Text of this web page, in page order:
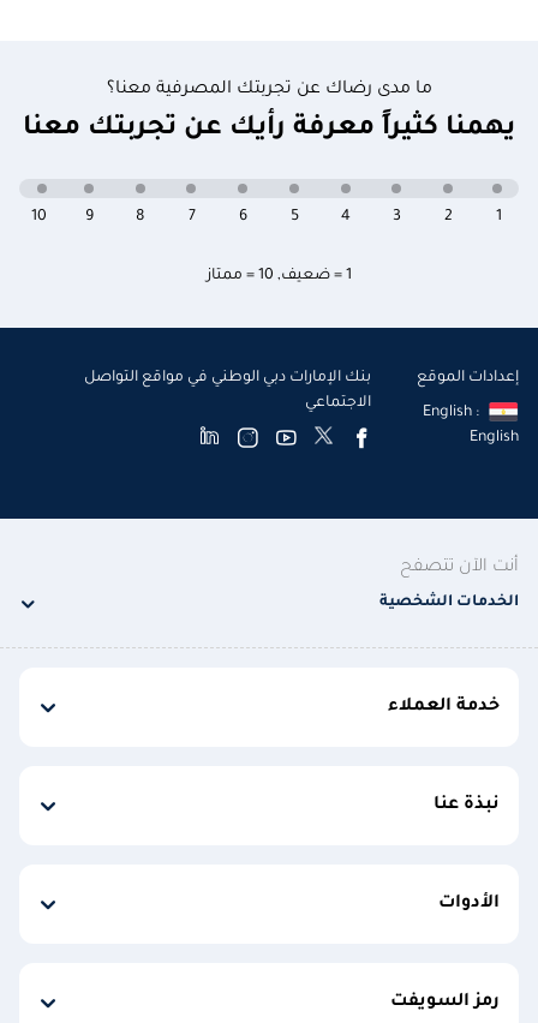
ما مدى رضاك عن تجربتك المصرفية معنا؟
يهمنا كثيراً معرفة رأيك عن تجربتك معنا
1 = ضعيف , 10 = ممتاز
10 9 8 7 6 5 4 3 2 1
إعدادات الموقع
English :
English
بنك الإمارات دبي الوطني في مواقع التواصل
الاجتماعي
أنت الآن تتصفح
الخدمات الشخصية
خدمة العملاء
نبذة عنا
الأدوات
رمز السويفت